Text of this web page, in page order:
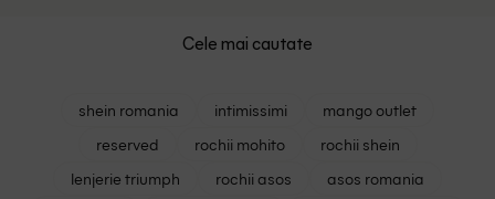
Cele mai cautate
shein romania intimissimi
mango outlet
reserved
rochii mohito
rochii shein
lenjerie triumph
rochii asos
asos romania